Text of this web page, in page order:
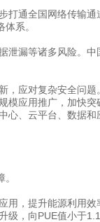
通全国网络传输通
系。
泄漏等诸多风险。中
应对复杂安全问题
模应用推广，加快突
心、云平台、数据和
，提升能源利用效
级，向PUE值小于